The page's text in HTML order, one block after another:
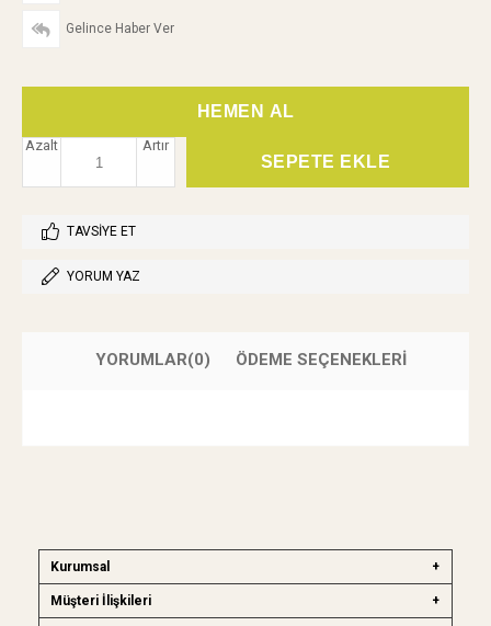
Gelince Haber Ver
Artır
Azalt
TAVSIYE ET
YORUM YAZ
YORUMLAR(0) ÖDEME SEÇENEKLERI
Kurumsal
Müşteri İlişkileri